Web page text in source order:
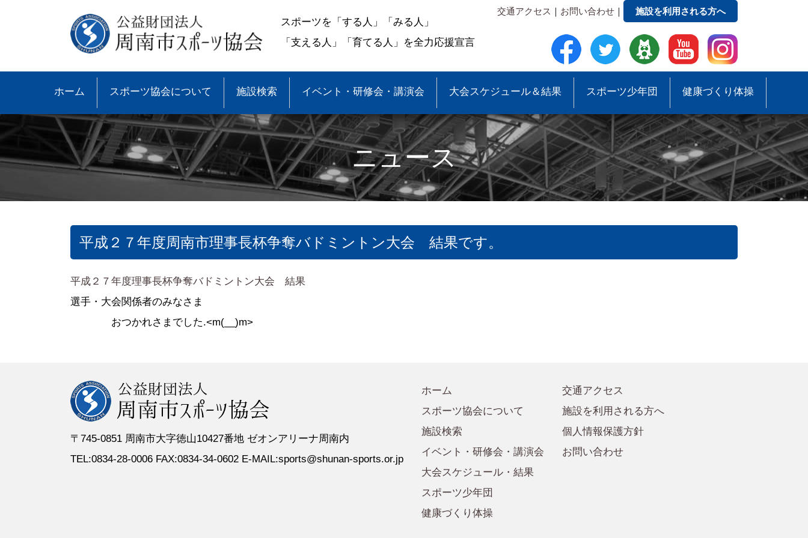
スポーツを「する人」「みる人」
「支える人」「育てる人」を全力応援宣言
交通アクセス ｜ お問い合わせ ｜ 施設を利用される方へ
ホーム スポーツ協会について
●諸規則
●専門委員会規程
●加盟団体
●事業報告
●事務局への質問・お問合せ
施設検索 イベント・研修会・講演会 大会スケジュール＆結果
●大会情報＆結果
スポーツ少年団
●スポーツ少年団とは
●登録スポーツ少年団
●スポーツ少年団大会情報
●スポーツ少年団諸規定
●各種申請・報告書 ●スポーツ少年団助成事業
健康づくり体操
ニュース
平成２７年度周南市理事長杯争奪バドミントン大会 結果です。
平成２７年度理事長杯争奪バドミントン大会 結果
選手・大会関係者のみなさま
おつかれさまでした.<m(__)m>
〒745-0851 周南市大字徳山10427番地 ゼオンアリーナ周南内
TEL:0834-28-0006 FAX:0834-34-0602 E-MAIL:sports@shunan-sports.or.jp
ホーム
スポーツ協会について
施設検索
イベント・研修会・講演会
大会スケジュール・結果
スポーツ少年団
健康づくり体操
交通アクセス
施設を利用される方へ
個人情報保護方針
お問い合わせ